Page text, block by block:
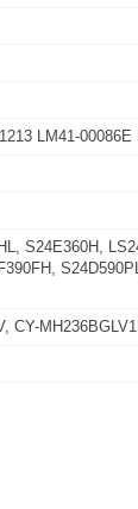
LM41-00086E
S24E360H,
CY-